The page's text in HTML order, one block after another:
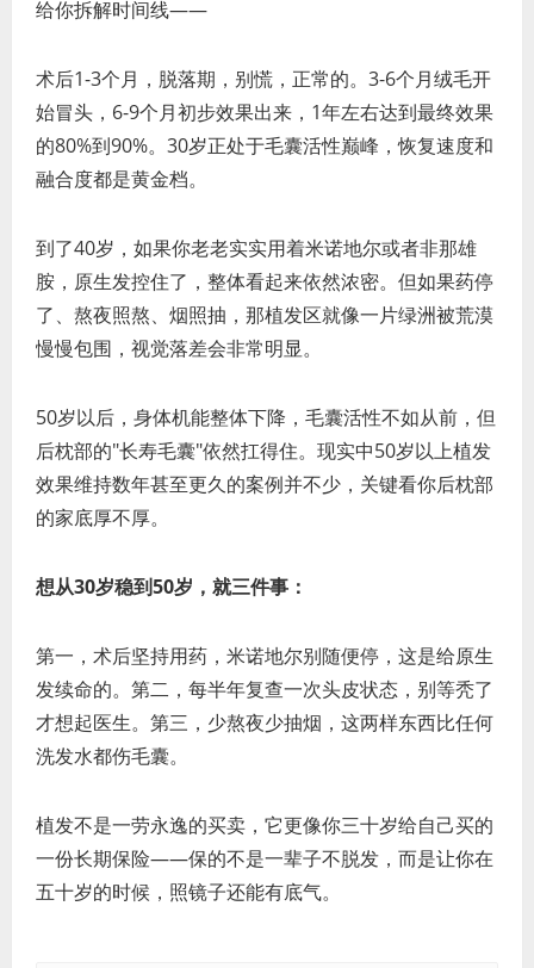
给你拆解时间线——
术后1-3个月，脱落期，别慌，正常的。3-6个月绒毛开
始冒头，6-9个月初步效果出来，1年左右达到最终效果
的80%到90%。30岁正处于毛囊活性巅峰，恢复速度和
融合度都是黄金档。
到了40岁，如果你老老实实用着米诺地尔或者非那雄
胺，原生发控住了，整体看起来依然浓密。但如果药停
了、熬夜照熬、烟照抽，那植发区就像一片绿洲被荒漠
慢慢包围，视觉落差会非常明显。
50岁以后，身体机能整体下降，毛囊活性不如从前，但
后枕部的"长寿毛囊"依然扛得住。现实中50岁以上植发
效果维持数年甚至更久的案例并不少，关键看你后枕部
的家底厚不厚。
想从30岁稳到50岁，就三件事：
第一，术后坚持用药，米诺地尔别随便停，这是给原生
发续命的。第二，每半年复查一次头皮状态，别等秃了
才想起医生。第三，少熬夜少抽烟，这两样东西比任何
洗发水都伤毛囊。
植发不是一劳永逸的买卖，它更像你三十岁给自己买的
一份长期保险——保的不是一辈子不脱发，而是让你在
五十岁的时候，照镜子还能有底气。